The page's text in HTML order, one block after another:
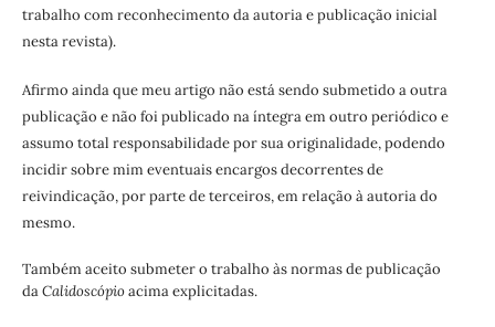
trabalho com reconhecimento da autoria e publicação inicial
nesta revista).
Afirmo ainda que meu artigo não está sendo submetido a outra
publicação e não foi publicado na íntegra em outro periódico e
assumo total responsabilidade por sua originalidade, podendo
incidir sobre mim eventuais encargos decorrentes de
reivindicação, por parte de terceiros, em relação à autoria do
mesmo.
Também aceito submeter o trabalho às normas de publicação
daCalidoscópioacima explicitadas.